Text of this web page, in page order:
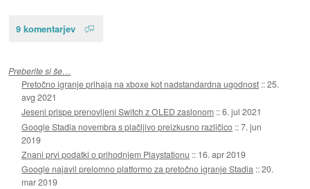
9 komentarjev
Preberite si še…
Pretočno igranje prihaja na xboxe kot nadstandardna ugodnost ::25.
avg 2021
Jeseni prispe prenovljeni Switch z OLED zaslonom ::6. jul 2021
Google Stadia novembra s plačljivo preizkusno različico ::7. jun
2019
Znani prvi podatki o prihodnjem Playstationu :: 16. apr 2019
Google najavil prelomno platformo za pretočno igranje Stadia ::20.
mar 2019